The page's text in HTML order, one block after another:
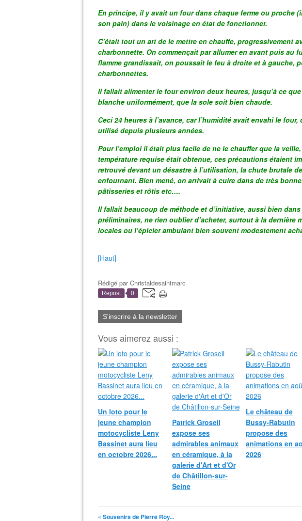
En principe, il y avait un four dans chaque ferme ou proche
son pain) dans le voisinage en état de fonctionner.
C’était tout un art de le mettre en chauffe, progressivement
charbonnette. On commençait par allumer en avant puis au
flamme grandissait, on poussait le feu à droite et à gauche,
charbonnettes.
Il fallait alimenter le four environ deux heures, jusqu’à ce
blanche uniformément, que la sole soit bien chaude.
Ceci 24 heures à l’avance, car l’humidité avait envahi le
utilisé depuis plusieurs années.
Pour l’emploi il était plus facile de ne le chauffer que la
température requise était obtenue, ces précautions étaient
retrouvé devant un désastre à l’utilisation, la chute brutale
enfournant. Bien mené, on arrivait à cuire dans de très
pâtisseries et rôtis etc….
Il fallait beaucoup de méthode et d’initiative, aussi bien
préliminaires, ne rien oublier d’acheter, surtout à la dernière
locales ou l’épicier ambulant bien souvent modestement
[Haut]
Rédigé parChristaldesaintmarc
Repost 0
S'inscrire à la newsletter
Vous aimerez aussi :
Un loto pour le
jeune champion
motocycliste Leny
Bassinet aura lieu
en octobre 2026...
Patrick Groseil
expose ses
admirables animaux
en céramique, à la
galerie d'Art et d'Or
de Châtillon-sur-
Seine
Le château de
Bussy-Rabutin
propose des
animations en
2026
« Souvenirs de Pierre Roy...